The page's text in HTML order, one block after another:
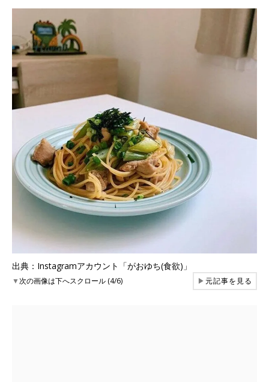
出典：Instagramアカウント「がおゆち(食欲)」
▼次の画像は下へスクロール (4/6) ▶元記事を見る